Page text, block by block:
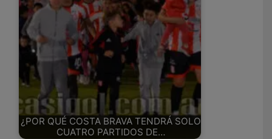
¿POR QUÉ COSTA BRAVA TENDRÁ SOLO
CUATRO PARTIDOS DE…